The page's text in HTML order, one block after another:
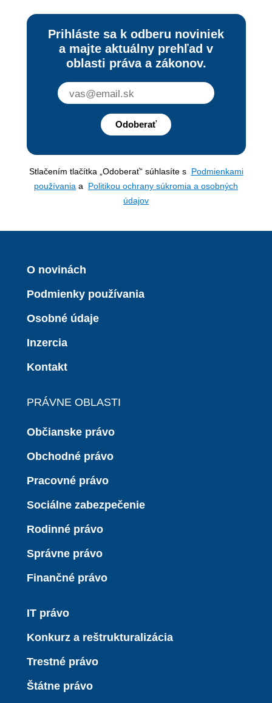
Prihláste sa k odberu noviniek
a majte aktuálny prehľad v
oblasti práva a zákonov.
Odoberať
Stlačením tlačítka „Odoberať“ súhlasíte s Podmienkami
používania a Politikou ochrany súkromia a osobných
údajov
O novinách
Podmienky používania
Osobné údaje
Inzercia
Kontakt
PRÁVNE OBLASTI
Občianske právo
Obchodné právo
Pracovné právo
Sociálne zabezpečenie
Rodinné právo
Správne právo
Finančné právo
IT právo
Konkurz a reštrukturalizácia
Trestné právo
Štátne právo